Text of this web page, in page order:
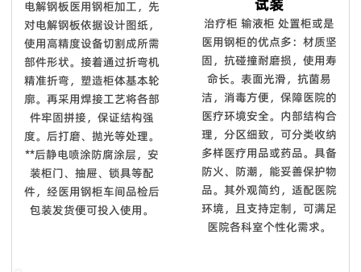
电解钢板医用钢柜加工，先
对电解钢板依据设计图纸，
使用高精度设备切割成所需
部件形状。接着通过折弯机
精准折弯，塑造柜体基本轮
廓。再采用焊接工艺将各部
件牢固拼接，保证结构强
度。后打磨、抛光等处理。
**后静电喷涂防腐涂层，安
装柜门、抽屉、锁具等配
件，经医用钢柜车间品检后
包装发货便可投入使用。
试装
治疗柜 输液柜 处置柜或是
医用钢柜的优点多：材质坚
固，抗碰撞耐磨损，使用寿
命长。表面光滑，抗菌易
洁，消毒方便，保障医院的
医疗环境安全。内部结构合
理，分区细致，可分类收纳
多样医疗用品或药品。具备
防火、防潮，能妥善保护物
品。其外观简约，适配医院
环境，且支持定制，可满足
医院各科室个性化需求。